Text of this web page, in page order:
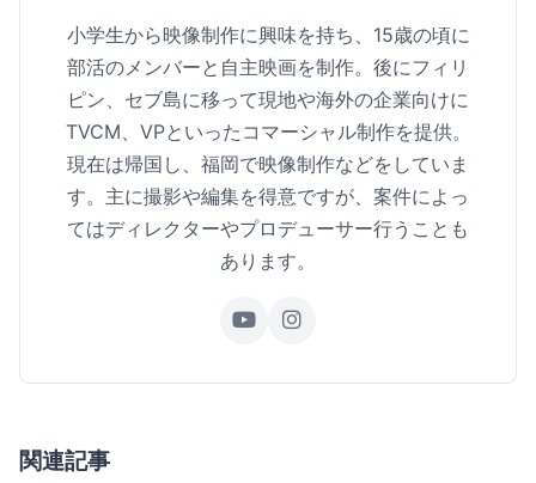
小学生から映像制作に興味を持ち、15歳の頃に
部活のメンバーと自主映画を制作。後にフィリ
ピン、セブ島に移って現地や海外の企業向けに
TVCM、VPといったコマーシャル制作を提供。
現在は帰国し、福岡で映像制作などをしていま
す。主に撮影や編集を得意ですが、案件によっ
てはディレクターやプロデューサー行うことも
あります。
関連記事